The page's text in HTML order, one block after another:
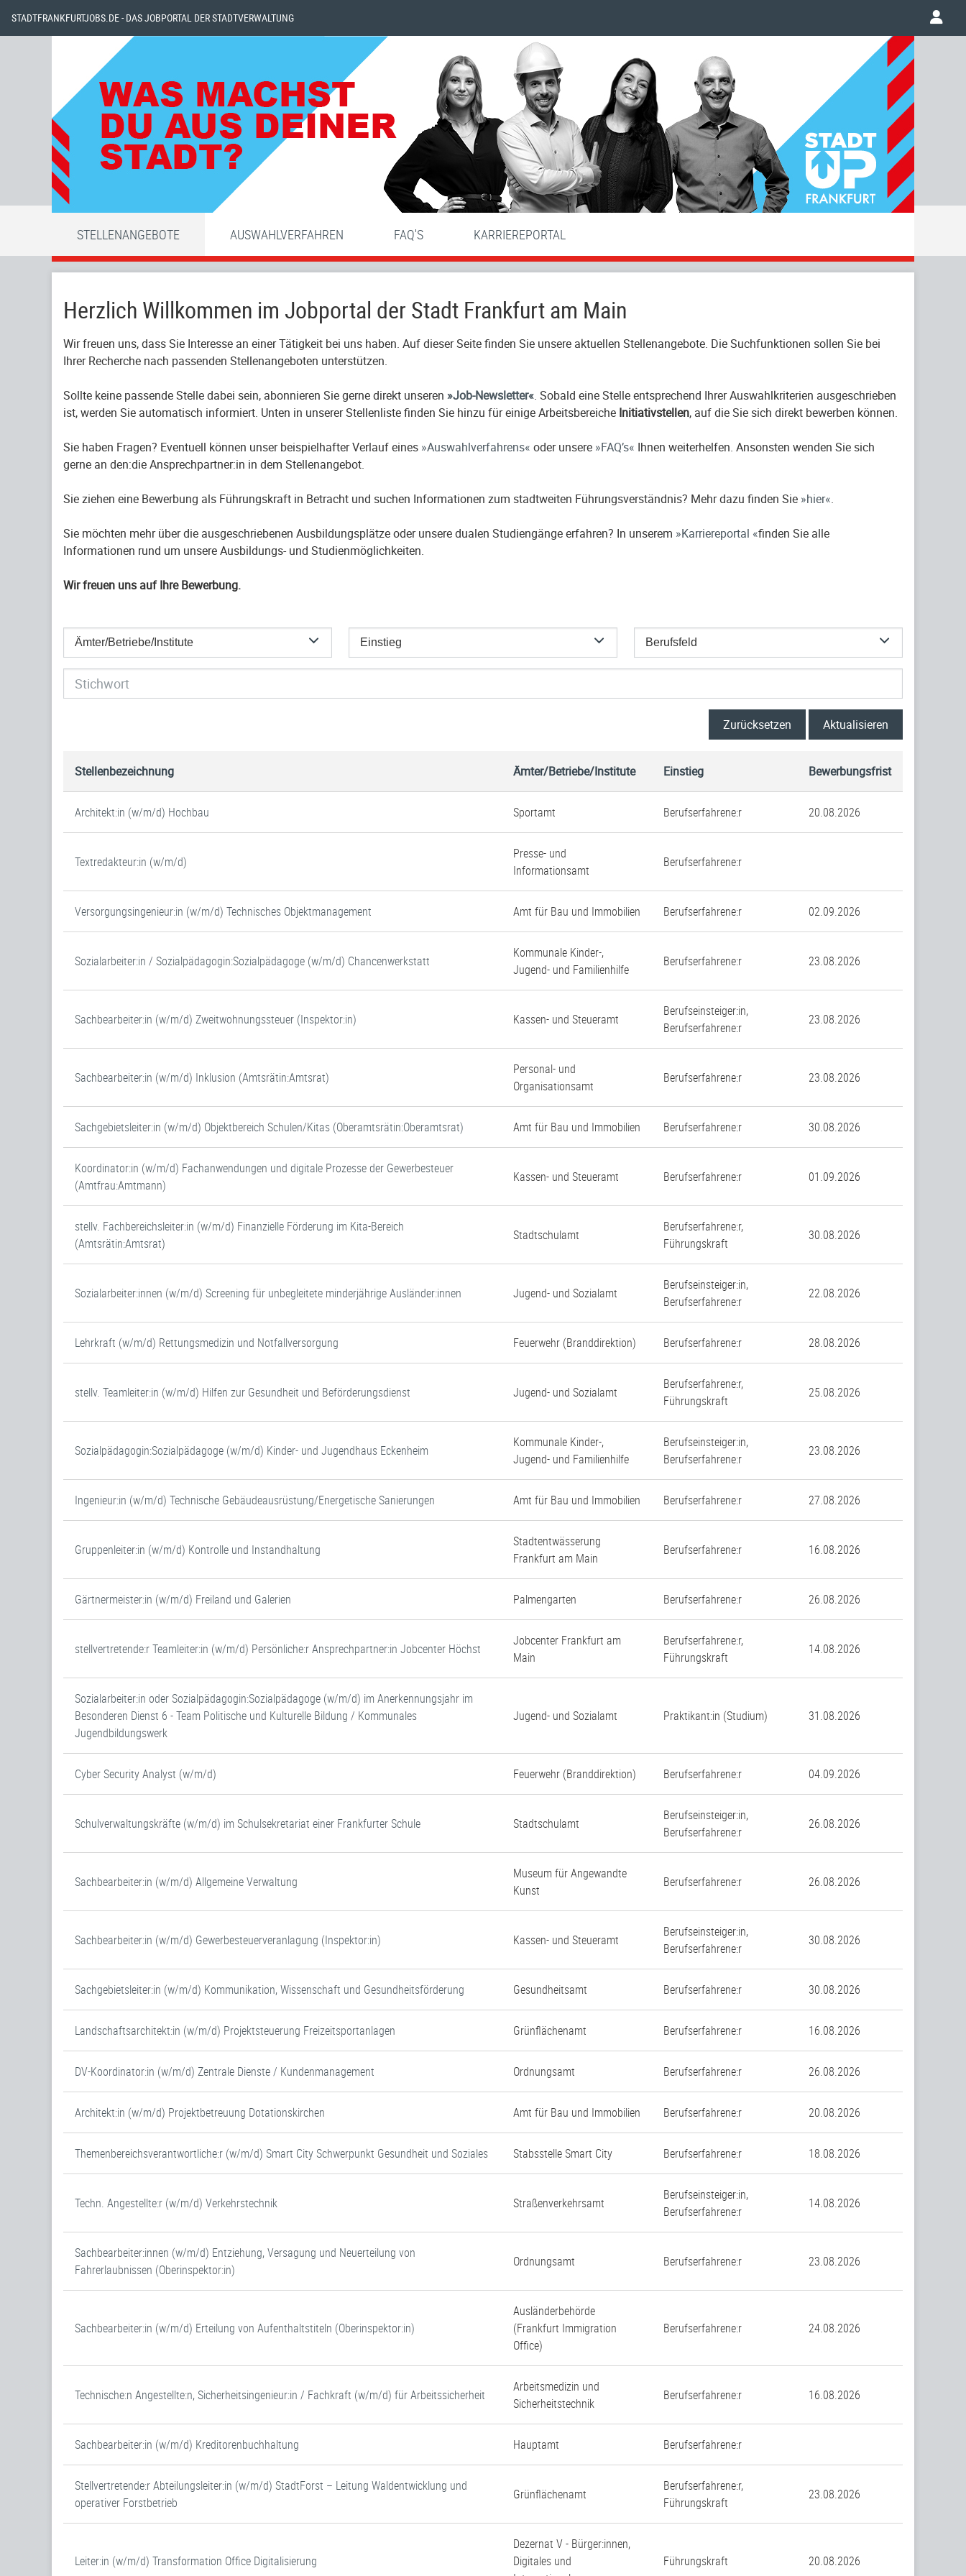
STADTFRANKFURTJOBS.DE - DAS JOBPORTAL DER STADTVERWALTUNG
STELLENANGEBOTE AUSWAHLVERFAHREN FAQ'S KARRIEREPORTAL
Herzlich Willkommen im Jobportal der Stadt Frankfurt am Main
Wir freuen uns, dass Sie Interesse an einer Tätigkeit bei uns haben. Auf dieser Seite finden Sie unsere aktuellen Stellenangebote. Die Suchfunktionen sollen Sie bei
Ihrer Recherche nach passenden Stellenangeboten unterstützen.
Sollte keine passende Stelle dabei sein, abonnieren Sie gerne direkt unseren Job-Newsletter . Sobald eine Stelle entsprechend Ihrer Auswahlkriterien ausgeschrieben
ist, werden Sie automatisch informiert. Unten in unserer Stellenliste finden Sie hinzu für einige Arbeitsbereiche Initiativstellen, auf die Sie sich direkt bewerben können.
Sie haben Fragen? Eventuell können unser beispielhafter Verlauf eines Auswahlverfahrens oder unsere FAQ’s Ihnen weiterhelfen. Ansonsten wenden Sie sich
gerne an den:die Ansprechpartner:in in dem Stellenangebot.
Sie ziehen eine Bewerbung als Führungskraft in Betracht und suchen Informationen zum stadtweiten Führungsverständnis? Mehr dazu finden Sie hier .
Sie möchten mehr über die ausgeschriebenen Ausbildungsplätze oder unsere dualen Studiengänge erfahren? In unserem Karriereportal finden Sie alle
Informationen rund um unsere Ausbildungs- und Studienmöglichkeiten.
Wir freuen uns auf Ihre Bewerbung.
Ämter/Betriebe/Institute Einstieg Berufsfeld
Zurücksetzen Aktualisieren
Stellenbezeichnung Ämter/Betriebe/Institute Einstieg Bewerbungsfrist
Architekt:in (w/m/d) Hochbau Sportamt Berufserfahrene:r 20.08.2026
Textredakteur:in (w/m/d)
Presse- und
Informationsamt
Berufserfahrene:r
Versorgungsingenieur:in (w/m/d) Technisches Objektmanagement Amt für Bau und Immobilien Berufserfahrene:r 02.09.2026
Sozialarbeiter:in / Sozialpädagogin:Sozialpädagoge (w/m/d) Chancenwerkstatt
Kommunale Kinder-,
Jugend- und Familienhilfe
Berufserfahrene:r 23.08.2026
Sachbearbeiter:in (w/m/d) Zweitwohnungssteuer (Inspektor:in) Kassen- und Steueramt
Berufseinsteiger:in,
Berufserfahrene:r
23.08.2026
Sachbearbeiter:in (w/m/d) Inklusion (Amtsrätin:Amtsrat)
Personal- und
Organisationsamt
Berufserfahrene:r 23.08.2026
Sachgebietsleiter:in (w/m/d) Objektbereich Schulen/Kitas (Oberamtsrätin:Oberamtsrat) Amt für Bau und Immobilien Berufserfahrene:r 30.08.2026
Koordinator:in (w/m/d) Fachanwendungen und digitale Prozesse der Gewerbesteuer
(Amtfrau:Amtmann)
Kassen- und Steueramt Berufserfahrene:r 01.09.2026
stellv. Fachbereichsleiter:in (w/m/d) Finanzielle Förderung im Kita-Bereich
(Amtsrätin:Amtsrat)
Stadtschulamt
Berufserfahrene:r,
Führungskraft
30.08.2026
Sozialarbeiter:innen (w/m/d) Screening für unbegleitete minderjährige Ausländer:innen Jugend- und Sozialamt
Berufseinsteiger:in,
Berufserfahrene:r
22.08.2026
Lehrkraft (w/m/d) Rettungsmedizin und Notfallversorgung Feuerwehr (Branddirektion) Berufserfahrene:r 28.08.2026
stellv. Teamleiter:in (w/m/d) Hilfen zur Gesundheit und Beförderungsdienst Jugend- und Sozialamt
Berufserfahrene:r,
Führungskraft
25.08.2026
Sozialpädagogin:Sozialpädagoge (w/m/d) Kinder- und Jugendhaus Eckenheim
Kommunale Kinder-,
Jugend- und Familienhilfe
Berufseinsteiger:in,
Berufserfahrene:r
23.08.2026
Ingenieur:in (w/m/d) Technische Gebäudeausrüstung/Energetische Sanierungen Amt für Bau und Immobilien Berufserfahrene:r 27.08.2026
Gruppenleiter:in (w/m/d) Kontrolle und Instandhaltung
Stadtentwässerung
Frankfurt am Main
Berufserfahrene:r 16.08.2026
Gärtnermeister:in (w/m/d) Freiland und Galerien Palmengarten Berufserfahrene:r 26.08.2026
stellvertretende:r Teamleiter:in (w/m/d) Persönliche:r Ansprechpartner:in Jobcenter Höchst
Jobcenter Frankfurt am
Main
Berufserfahrene:r,
Führungskraft
14.08.2026
Sozialarbeiter:in oder Sozialpädagogin:Sozialpädagoge (w/m/d) im Anerkennungsjahr im
Besonderen Dienst 6 - Team Politische und Kulturelle Bildung / Kommunales
Jugendbildungswerk
Jugend- und Sozialamt Praktikant:in (Studium) 31.08.2026
Cyber Security Analyst (w/m/d) Feuerwehr (Branddirektion) Berufserfahrene:r 04.09.2026
Schulverwaltungskräfte (w/m/d) im Schulsekretariat einer Frankfurter Schule Stadtschulamt
Berufseinsteiger:in,
Berufserfahrene:r
26.08.2026
Sachbearbeiter:in (w/m/d) Allgemeine Verwaltung
Museum für Angewandte
Kunst
Berufserfahrene:r 26.08.2026
Sachbearbeiter:in (w/m/d) Gewerbesteuerveranlagung (Inspektor:in) Kassen- und Steueramt
Berufseinsteiger:in,
Berufserfahrene:r
30.08.2026
Sachgebietsleiter:in (w/m/d) Kommunikation, Wissenschaft und Gesundheitsförderung Gesundheitsamt Berufserfahrene:r 30.08.2026
Landschaftsarchitekt:in (w/m/d) Projektsteuerung Freizeitsportanlagen Grünflächenamt Berufserfahrene:r 16.08.2026
DV-Koordinator:in (w/m/d) Zentrale Dienste / Kundenmanagement Ordnungsamt Berufserfahrene:r 26.08.2026
Architekt:in (w/m/d) Projektbetreuung Dotationskirchen Amt für Bau und Immobilien Berufserfahrene:r 20.08.2026
Themenbereichsverantwortliche:r (w/m/d) Smart City Schwerpunkt Gesundheit und Soziales Stabsstelle Smart City Berufserfahrene:r 18.08.2026
Techn. Angestellte:r (w/m/d) Verkehrstechnik Straßenverkehrsamt
Berufseinsteiger:in,
Berufserfahrene:r
14.08.2026
Sachbearbeiter:innen (w/m/d) Entziehung, Versagung und Neuerteilung von
Fahrerlaubnissen (Oberinspektor:in)
Ordnungsamt Berufserfahrene:r 23.08.2026
Sachbearbeiter:in (w/m/d) Erteilung von Aufenthaltstiteln (Oberinspektor:in)
Ausländerbehörde
(Frankfurt Immigration
Office)
Berufserfahrene:r 24.08.2026
Technische:n Angestellte:n, Sicherheitsingenieur:in / Fachkraft (w/m/d) für Arbeitssicherheit
Arbeitsmedizin und
Sicherheitstechnik
Berufserfahrene:r 16.08.2026
Sachbearbeiter:in (w/m/d) Kreditorenbuchhaltung Hauptamt Berufserfahrene:r
Stellvertretende:r Abteilungsleiter:in (w/m/d) StadtForst – Leitung Waldentwicklung und
operativer Forstbetrieb
Grünflächenamt
Berufserfahrene:r,
Führungskraft
23.08.2026
Leiter:in (w/m/d) Transformation Office Digitalisierung
Dezernat V - Bürger:innen,
Digitales und
Führungskraft 20.08.2026